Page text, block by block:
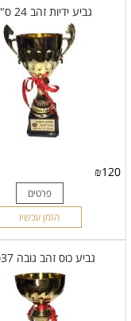
גביע ידיות זהב 24 ס"מ5
₪120
פרטים
הזמן עכשיו
גביע כוס זהב גובה 37ס"מ